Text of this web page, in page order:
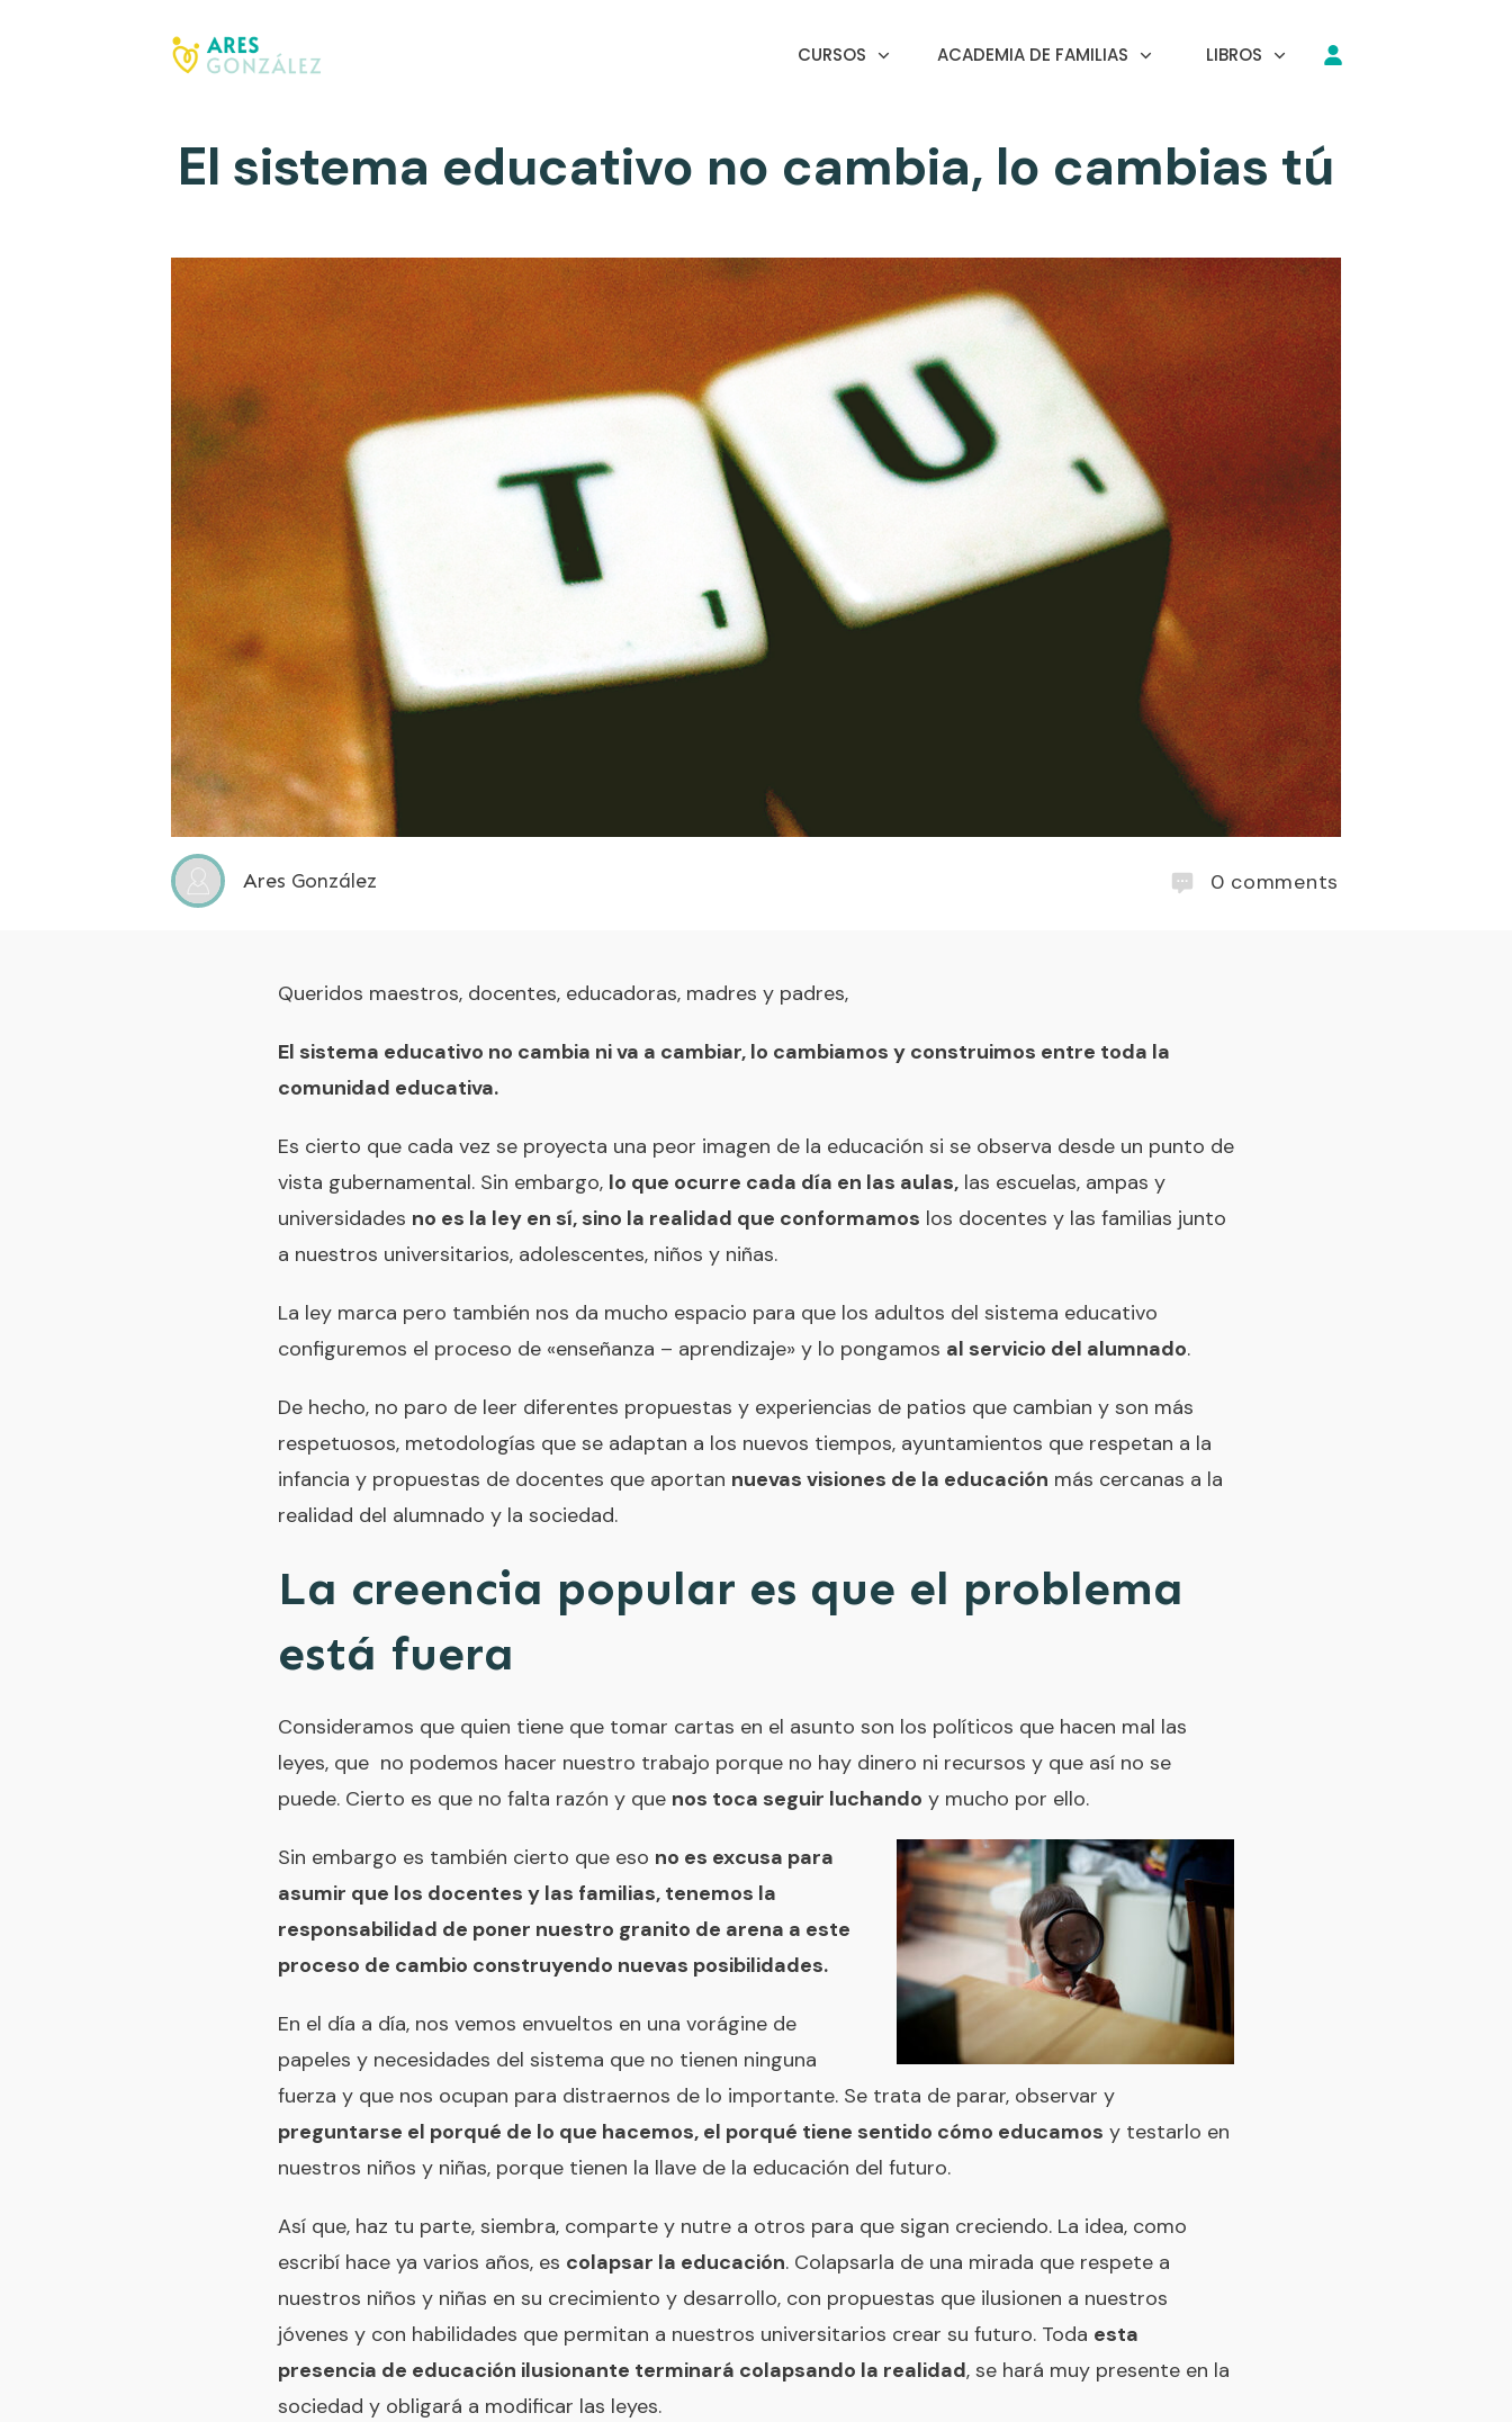
CURSOS ACADEMIA DE FAMILIAS LIBROS
El sistema educativo no cambia, lo cambias tú
Ares González 0 comments
Queridos maestros, docentes, educadoras, madres y padres,
El sistema educativo no cambia ni va a cambiar, lo cambiamos y construimos entre toda la
comunidad educativa.
Es cierto que cada vez se proyecta una peor imagen de la educación si se observa desde un punto de
vista gubernamental. Sin embargo, lo que ocurre cada día en las aulas, las escuelas, ampas y
universidades no es la ley en sí, sino la realidad que conformamos los docentes y las familias junto
a nuestros universitarios, adolescentes, niños y niñas.
La ley marca pero también nos da mucho espacio para que los adultos del sistema educativo
configuremos el proceso de «enseñanza – aprendizaje» y lo pongamos al servicio del alumnado.
De hecho, no paro de leer diferentes propuestas y experiencias de patios que cambian y son más
respetuosos, metodologías que se adaptan a los nuevos tiempos, ayuntamientos que respetan a la
infancia y propuestas de docentes que aportan nuevas visiones de la educación más cercanas a la
realidad del alumnado y la sociedad.
La creencia popular es que el problema
está fuera
Consideramos que quien tiene que tomar cartas en el asunto son los políticos que hacen mal las
leyes, que no podemos hacer nuestro trabajo porque no hay dinero ni recursos y que así no se
puede. Cierto es que no falta razón y que nos toca seguir luchando y mucho por ello.
Sin embargo es también cierto que eso no es excusa para
asumir que los docentes y las familias, tenemos la
responsabilidad de poner nuestro granito de arena a este
proceso de cambio construyendo nuevas posibilidades.
En el día a día, nos vemos envueltos en una vorágine de
papeles y necesidades del sistema que no tienen ninguna
fuerza y que nos ocupan para distraernos de lo importante. Se trata de parar, observar y
preguntarse el porqué de lo que hacemos, el porqué tiene sentido cómo educamos y testarlo en
nuestros niños y niñas, porque tienen la llave de la educación del futuro.
Así que, haz tu parte, siembra, comparte y nutre a otros para que sigan creciendo. La idea, como
escribí hace ya varios años, es colapsar la educación. Colapsarla de una mirada que respete a
nuestros niños y niñas en su crecimiento y desarrollo, con propuestas que ilusionen a nuestros
jóvenes y con habilidades que permitan a nuestros universitarios crear su futuro. Toda esta
presencia de educación ilusionante terminará colapsando la realidad, se hará muy presente en la
sociedad y obligará a modificar las leyes.